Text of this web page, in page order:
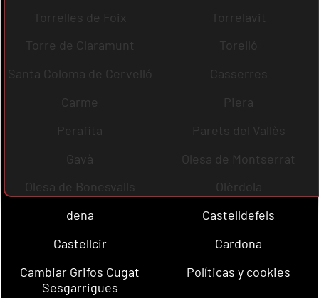
Torrelles de Foix
Torrelavit
Torre de Claramunt
Torelló
Santa Coloma de Cervelló
Casserres
Carme
Piera
Perafita
Parets del Vallès
Gavà
Olesa de Montserrat
Olesa de Bonesvalls
Olèrdola
dena
Castelldefels
Castellcir
Cardona
Cambiar Grifos Cugat
Sesgarrigues
Políticas y cookies